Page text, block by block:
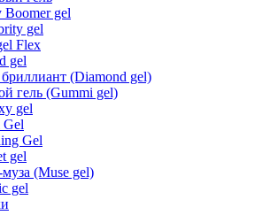
Boomer gel
gel
Flex
gel
бриллиант (Diamond gel)
гель (Gummi gel)
gel
Gel
Gel
gel
муза (Muse gel)
gel